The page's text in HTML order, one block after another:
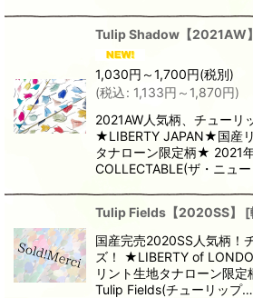
Tulip Shadow【2021AW】
1,030円 ～1,700円(税別)
(税込: 1,133円 ～1,870円)
2021AW人気柄、チューリ
★LIBERTY JAPAN★国産
タナローン限定柄★ 2021
COLLECTABLE(ザ・ニュ
Tulip Fields【2020SS】 [
国産完売2020SS人気柄！
ズ！ ★LIBERTY of
リント生地タナローン限
Tulip Fields(チューリップ…